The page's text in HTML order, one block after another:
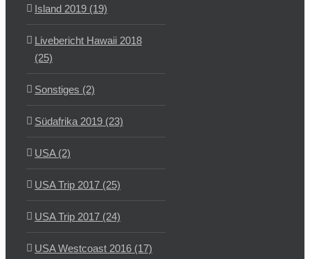
Island 2019 (19)
Livebericht Hawaii 2018
(25)
Sonstiges (2)
Südafrika 2019 (23)
USA (2)
USA Trip 2017 (25)
USA Trip 2017 (24)
USA Westcoast 2016 (17)